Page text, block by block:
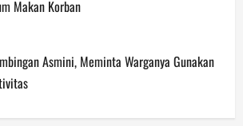
Makan Korban
Asmini, Meminta Warganya Gunakan